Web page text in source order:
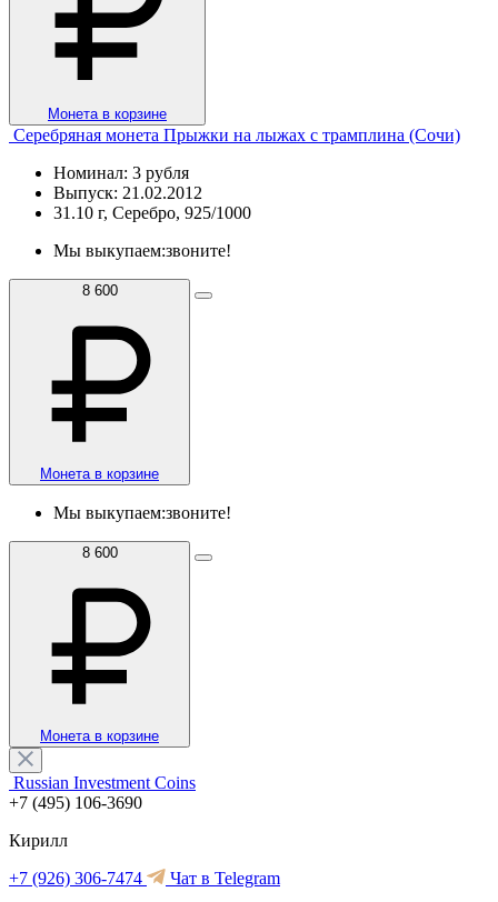
Монета в корзине
Серебряная монета Прыжки на лыжах с трамплина (Сочи)
Номинал: 3 рубля
Выпуск: 21.02.2012
31.10 г, Серебро, 925/1000
Мы выкупаем:звоните!
8 600
Монета в корзине
Мы выкупаем:звоните!
8 600
Монета в корзине
Russian Investment Coins
+7 (495) 106-3690
Кирилл
+7 (926) 306-7474
Чат в Telegram